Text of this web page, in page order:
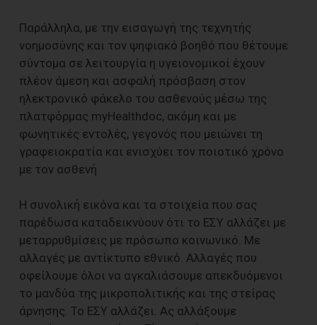
Παράλληλα, με την εισαγωγή της τεχνητής
νοημοσύνης και τον ψηφιακό βοηθό που θέτουμε
σύντομα σε λειτουργία η υγειονομικοί έχουν
πλέον άμεση και ασφαλή πρόσβαση στον
ηλεκτρονικό φάκελο του ασθενούς μέσω της
πλατφόρμας myHealthdoc, ακόμη και με
φωνητικές εντολές, γεγονός που μειώνει τη
γραφειοκρατία και ενισχύει τον ποιοτικό χρόνο
με τον ασθενή
Η συνολική εικόνα και τα στοιχεία που σας
παρέδωσα καταδεικνύουν ότι το ΕΣΥ αλλάζει με
μεταρρυθμίσεις με πρόσωπο κοινωνικό. Με
αλλαγές με αντίκτυπο εθνικό. Αλλαγές που
οφείλουμε όλοι να αγκαλιάσουμε απεκδυόμενοι
το μανδύα της μικροπολιτικής και της στείρας
άρνησης. Το ΕΣΥ αλλάζει. Ας αλλάξουμε